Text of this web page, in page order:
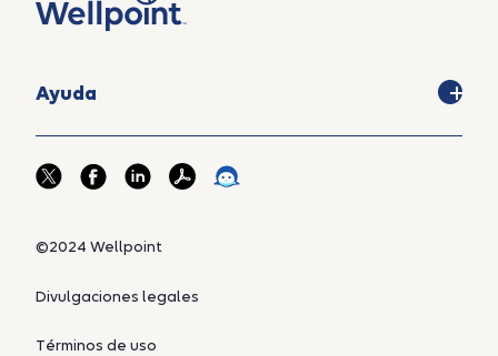
Ayuda
©2024 Wellpoint
Divulgaciones legales
Términos de uso